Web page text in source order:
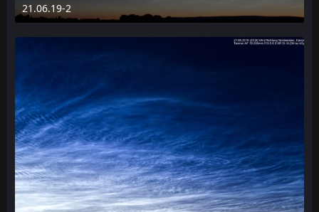
21.06.19-2
24. Juni 2019 um 14:30